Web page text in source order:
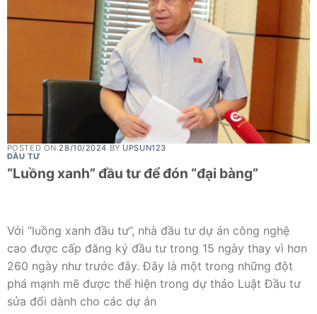
POSTED ON28/10/2024 BY UPSUN123
ĐẦU TƯ
“Luồng xanh” đầu tư để đón “đại bàng”
Với “luồng xanh đầu tư”, nhà đầu tư dự án công nghệ
cao được cấp đăng ký đầu tư trong 15 ngày thay vì hơn
260 ngày như trước đây. Đây là một trong những đột
phá mạnh mẽ được thể hiện trong dự thảo Luật Đầu tư
sửa đổi dành cho các dự án